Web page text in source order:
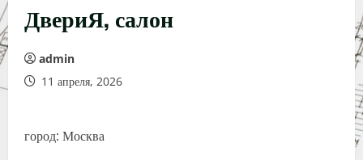
ДвериЯ, салон
admin
11 апреля, 2026
город: Москва